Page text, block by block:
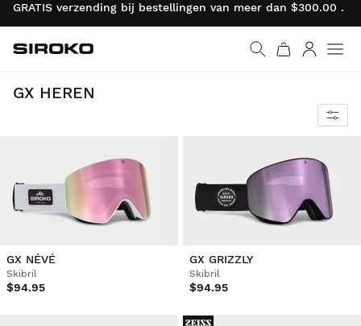
GRATIS verzending bij bestellingen van meer dan $300.00 .
Siroko.com
GX HEREN
De beste materialen om alles uit je passie voor skiën en snowboarden te halen.
GX NÉVÉ
Skibril
$94.95
GX GRIZZLY
Skibril
$94.95